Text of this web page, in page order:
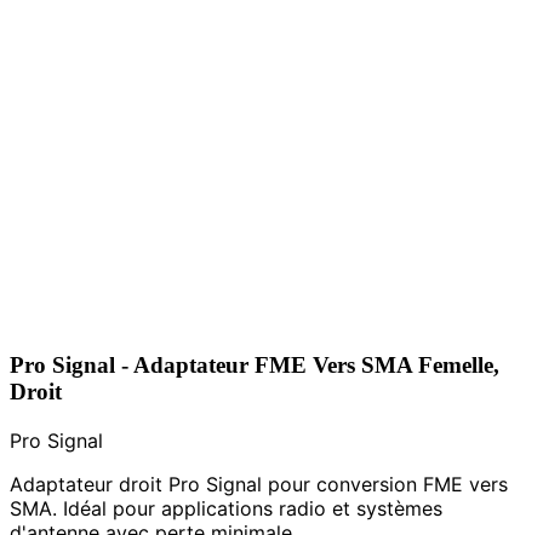
Pro Signal - Adaptateur FME Vers SMA Femelle,
Droit
Pro Signal
Adaptateur droit Pro Signal pour conversion FME vers
SMA. Idéal pour applications radio et systèmes